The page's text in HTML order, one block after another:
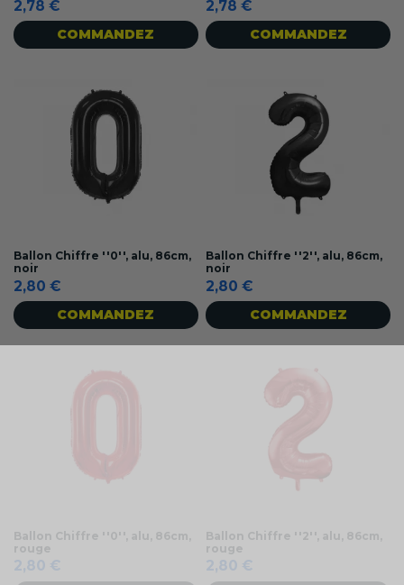
2,78 €
COMMANDEZ
2,78 €
COMMANDEZ
Ballon Chiffre ''0'', alu, 86cm,
noir
2,80 €
COMMANDEZ
Ballon Chiffre ''2'', alu, 86cm,
noir
2,80 €
COMMANDEZ
Ballon Chiffre ''0'', alu, 86cm,
rouge
2,80 €
Ballon Chiffre ''2'', alu, 86cm,
rouge
2,80 €